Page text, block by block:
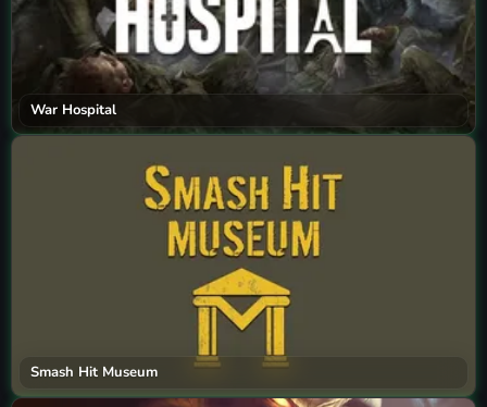
War Hospital
Smash Hit Museum